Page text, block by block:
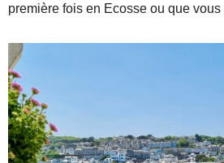
première fois en Ecosse ou que